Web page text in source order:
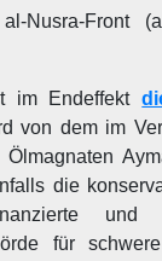
Nusra-Front
im Endeffekt
von dem im
Ölmagnaten
die
für